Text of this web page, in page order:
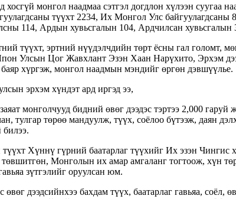
хосгүй монгол наадмаа сэтгэл догдлон хүлээн суугаа
түүхт 2234, Их Монгол Улс байгуулагдсаны
114, Ардын хувьсгалын 104, Ардчилсан
түүхт, эртний нүүдэлчдийн төрт ёсны гал голомт,
Улсын Цог Жавхлант Эзэн Хаан Нарүхито, Эрхэм
хүргэж, монгол наадмын мэндийг өргөн дэвшүүлье.
эрхэм хүндэт ард иргэд ээ,
монголчууд бидний өвөг дээдэс тэртээ 2,000
тулгар төрөө мандуулж, түүх, соёлоо бүтээж, даян
билээ.
Хүннү гүрний баатарлаг түүхийг Их эзэн
Монголын их амар амгаланг тогтоож, хүн
зүтгэлийг оруулсан юм.
өвөг дээдсийнхээ бахдам түүх, баатарлаг гавьяа, соёл,